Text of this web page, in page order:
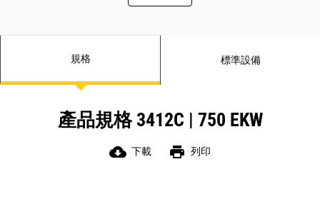
規格 標準設備
產品規格 3412C | 750 EKW
cloud_download 下載 print 列印